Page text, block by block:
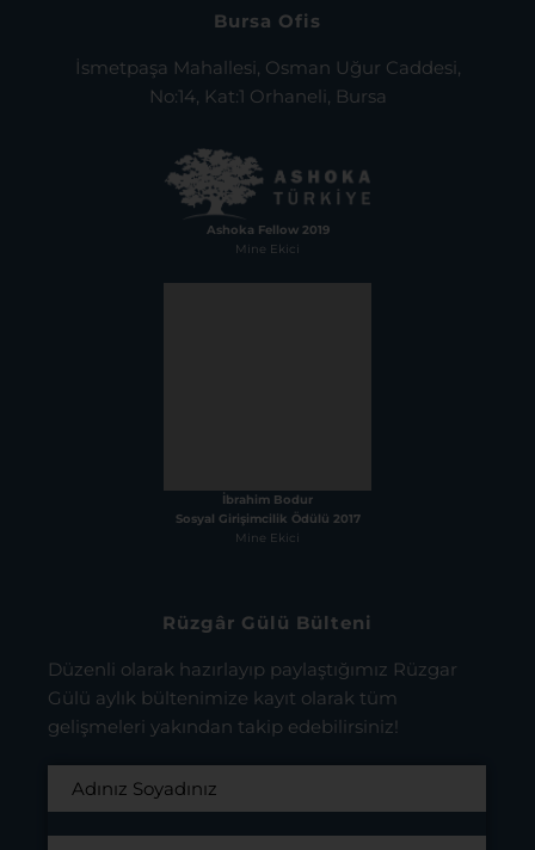
Bursa Ofis
İsmetpaşa Mahallesi, Osman Uğur Caddesi,
No:14, Kat:1 Orhaneli, Bursa
Ashoka Fellow 2019
Mine Ekici
Rüzgâr Gülü Bülteni
gelişmeleri yakından takip edebilirsiniz!
KODA Rüzgar Gülü Aydınlatma Metni
Kapsamı’nda bilgilenmiş olarak, bu